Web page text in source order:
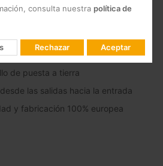
con mayor tramo de roscado,
de puesta a tierra
las salidas hacia la entrada
y fabricación 100% europea
consulta nuestra política de
Rechazar Aceptar